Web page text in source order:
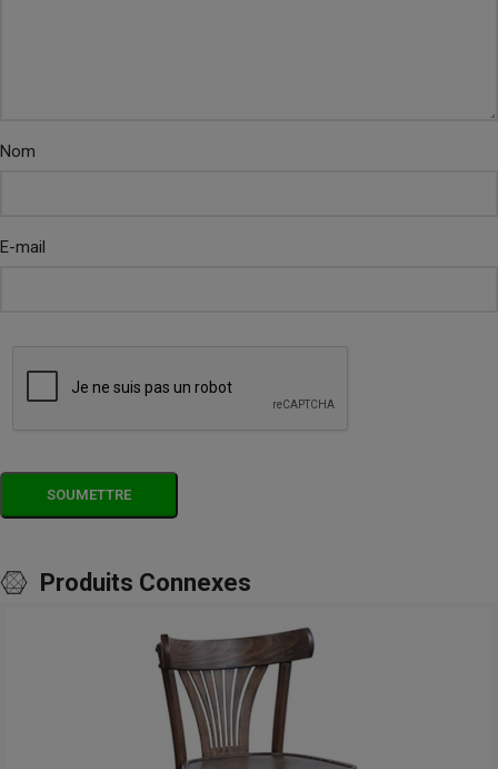
Nom
E-mail
Produits Connexes